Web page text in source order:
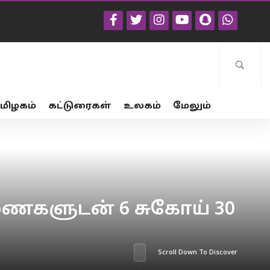
கட்டுரைகள் உலகம் மேலும்
6 சுகோய் 30
Scroll Down To Discover